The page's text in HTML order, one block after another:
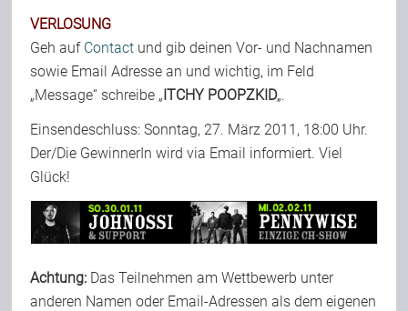
VERLOSUNG
Geh auf Contact und gib deinen Vor- und Nachnamen
sowie Email Adresse an und wichtig, im Feld
„Message“ schreibe „ITCHY POOPZKID„.
Einsendeschluss: Sonntag, 27. März 2011, 18:00 Uhr.
Der/Die GewinnerIn wird via Email informiert. Viel
Glück!
Achtung: Das Teilnehmen am Wettbewerb unter
anderen Namen oder Email-Adressen als dem eigenen